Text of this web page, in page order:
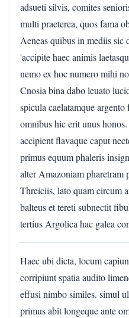
adsueti silvis, comites
multi praeterea, quos fama
Aeneas quibus in mediis sic
'accipite haec animis
nemo ex hoc numero mihi
Cnosia bina dabo leuato
spicula caelatamque argento
omnibus hic erit unus
accipient flavaque caput
primus equum phaleris
alter Amazoniam pharetram
Threiciis, lato quam circum
balteus et tereti subnectit
tertius Argolica hac galea
Haec ubi dicta, locum
corripiunt spatia audito
effusi nimbo similes. simul
primus abit longeque ante